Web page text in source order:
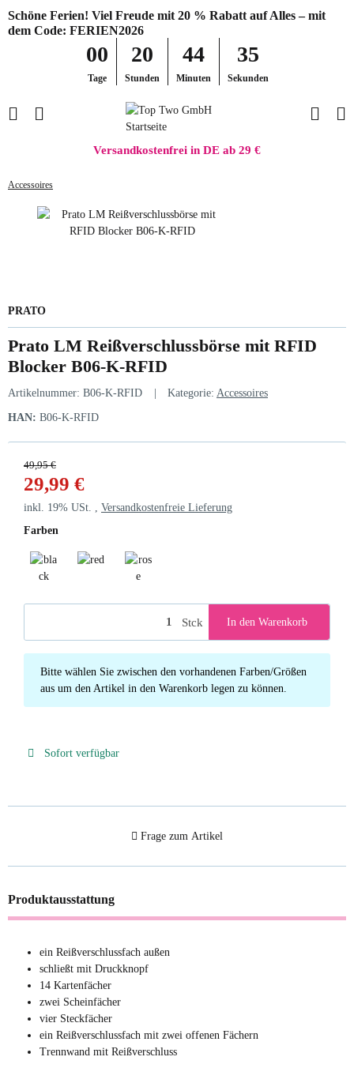
Schöne Ferien! Viel Freude mit 20 % Rabatt auf Alles – mit
dem Code: FERIEN2026
00
Tage
20
Stunden
44
Minuten
35
Sekunden
Versandkostenfrei in DE ab 29 €
Accessoires
PRATO
Prato LM Reißverschlussbörse mit RFID
Blocker B06-K-RFID
Artikelnummer: B06-K-RFID Kategorie: Accessoires
HAN: B06-K-RFID
49,95 €
29,99 €
inkl. 19% USt. , Versandkostenfreie Lieferung
Farben
Stck In den Warenkorb
x
Bitte wählen Sie zwischen den vorhandenen Farben/Größen
aus um den Artikel in den Warenkorb legen zu können.
Sofort verfügbar
Frage zum Artikel
Produktausstattung
ein Reißverschlussfach außen
schließt mit Druckknopf
14 Kartenfächer
zwei Scheinfächer
vier Steckfächer
ein Reißverschlussfach mit zwei offenen Fächern
Trennwand mit Reißverschluss